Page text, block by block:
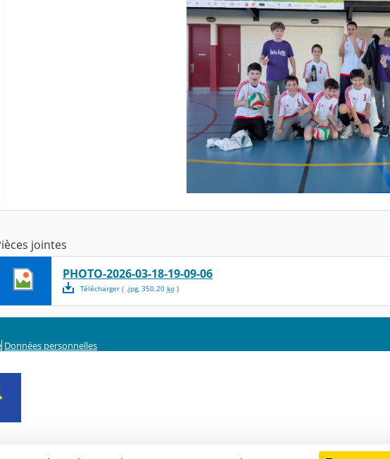
jointes
PHOTO-2026-03-18-19-09-06
Télécharger( .jpg, 350.20 ko)
Données personnelles